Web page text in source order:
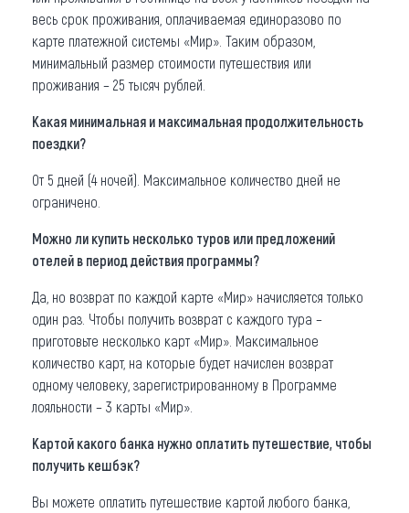
весь срок проживания, оплачиваемая единоразово по
карте платежной системы «Мир». Таким образом,
минимальный размер стоимости путешествия или
проживания – 25 тысяч рублей.
Какая минимальная и максимальная продолжительность
поездки?
От 5 дней (4 ночей). Максимальное количество дней не
ограничено.
Можно ли купить несколько туров или предложений
отелей в период действия программы?
Да, но возврат по каждой карте «Мир» начисляется только
один раз. Чтобы получить возврат с каждого тура –
приготовьте несколько карт «Мир». Максимальное
количество карт, на которые будет начислен возврат
одному человеку, зарегистрированному в Программе
лояльности – 3 карты «Мир».
Картой какого банка нужно оплатить путешествие, чтобы
получить кешбэк?
Вы можете оплатить путешествие картой любого банка,